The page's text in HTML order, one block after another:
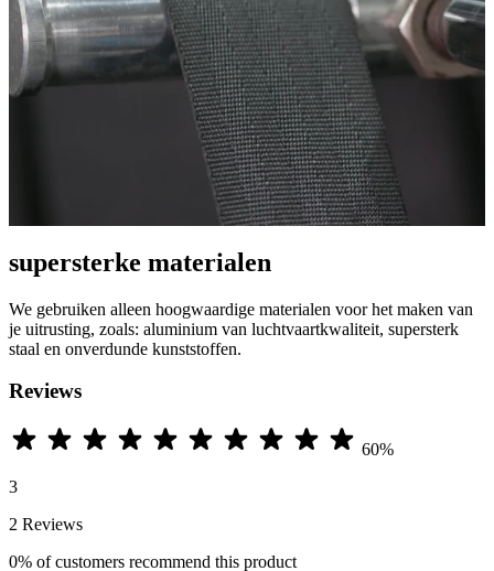
supersterke materialen
We gebruiken alleen hoogwaardige materialen voor het maken van
je uitrusting, zoals: aluminium van luchtvaartkwaliteit, supersterk
staal en onverdunde kunststoffen.
Reviews
60%
3
2 Reviews
0% of customers recommend this product